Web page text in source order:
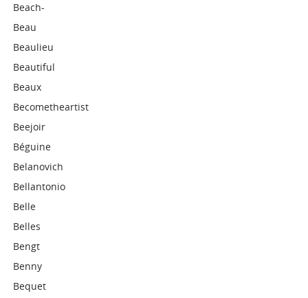
Beach-
Beau
Beaulieu
Beautiful
Beaux
Becometheartist
Beejoir
Béguine
Belanovich
Bellantonio
Belle
Belles
Bengt
Benny
Bequet